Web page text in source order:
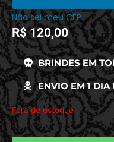
Não sei meu CEP
R$120,00
BRINDES EM
ENVIO EM 1 DIA
Fora de estoque